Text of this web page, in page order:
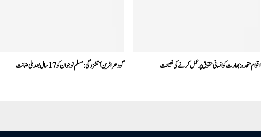
اقوام متحدہ: بھارت کو انسانی حقوق پر عمل کرنے کی نصیحت گودھرا ٹرین آتشزدگی: مسلم نوجوان کو17 سال بعد ملی ضمانت